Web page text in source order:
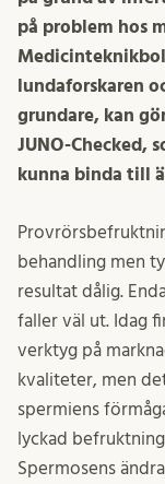
på problem hos
lundaforskaren
grundare, kan
JUNO-Checked,
kunna binda till
behandling men
resultat dålig.
faller väl ut. Idag
verktyg på
kvaliteter, men
spermiens
lyckad
Spermosens